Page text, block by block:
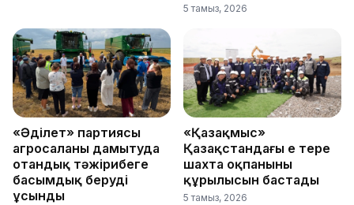
5 тамыз, 2026
«Әділет» партиясы
агросаланы дамытуда
отандық тәжірибеге
басымдық беруді
ұсынды
«Қазақмыс»
Қазақстандағы ең терең
шахта оқпанының
құрылысын бастады
5 тамыз, 2026